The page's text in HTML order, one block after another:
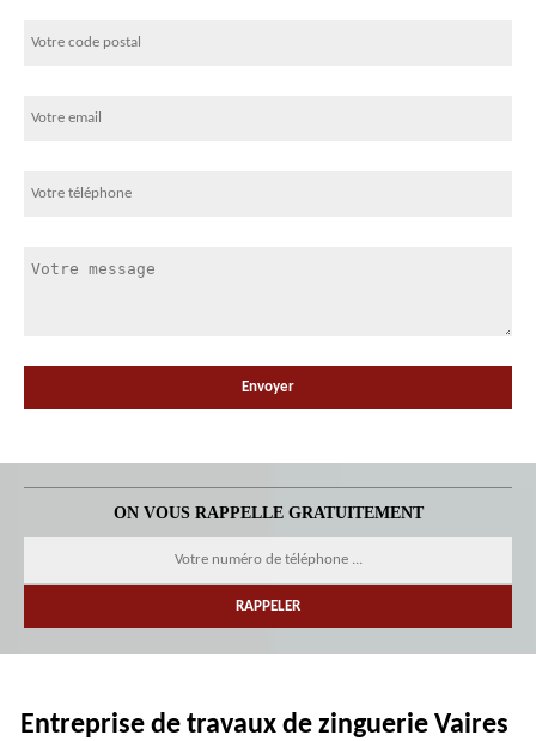
ON VOUS RAPPELLE GRATUITEMENT
Entreprise de travaux de zinguerie Vaires